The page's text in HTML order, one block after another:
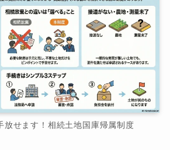
放せます！相続土地国庫帰属制度